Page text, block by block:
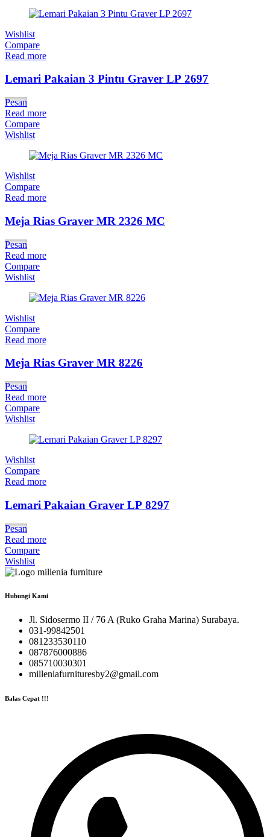
Wishlist
Compare
Read more
Lemari Pakaian 3 Pintu Graver LP 2697
Pesan
Read more
Compare
Wishlist
Wishlist
Compare
Read more
Meja Rias Graver MR 2326 MC
Pesan
Read more
Compare
Wishlist
Wishlist
Compare
Read more
Meja Rias Graver MR 8226
Pesan
Read more
Compare
Wishlist
Wishlist
Compare
Read more
Lemari Pakaian Graver LP 8297
Pesan
Read more
Compare
Wishlist
Hubungi Kami
Jl. Sidosermo II / 76 A (Ruko Graha Marina) Surabaya.
031-99842501
081233530110
087876000886
085710030301
milleniafurnituresby2@gmail.com
Balas Cepat !!!